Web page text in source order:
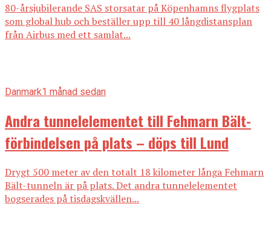
80-årsjubilerande SAS storsatar på Köpenhamns flygplats
som global hub och beställer upp till 40 långdistansplan
från Airbus med ett samlat...
Danmark1 månad sedan
Andra tunnelelementet till Fehmarn Bält-
förbindelsen på plats – döps till Lund
Drygt 500 meter av den totalt 18 kilometer långa Fehmarn
Bält-tunneln är på plats. Det andra tunnelelementet
bogserades på tisdagskvällen...